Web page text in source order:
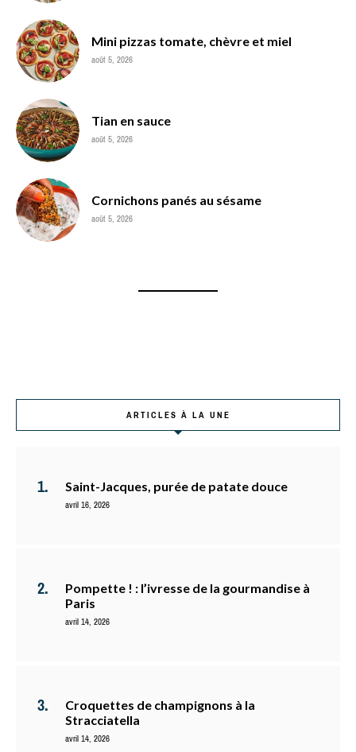
Mini pizzas tomate, chèvre et miel
août 5, 2026
Tian en sauce
août 5, 2026
Cornichons panés au sésame
août 5, 2026
ARTICLES À LA UNE
Saint-Jacques, purée de patate douce
avril 16, 2026
Pompette ! : l’ivresse de la gourmandise à
Paris
avril 14, 2026
Croquettes de champignons à la
Stracciatella
avril 14, 2026